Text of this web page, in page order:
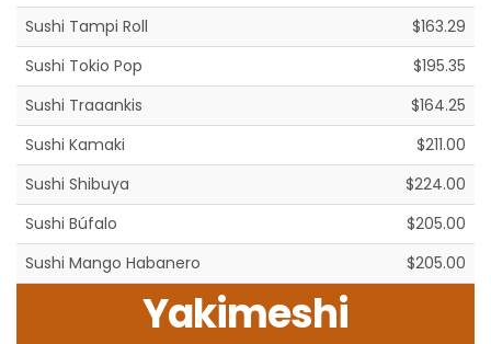
Sushi Tampi Roll
$163.29
Sushi Tokio Pop
$195.35
Sushi Traaankis
$164.25
Sushi Kamaki
$211.00
Sushi Shibuya
$224.00
Sushi Búfalo
$205.00
Sushi Mango Habanero
$205.00
Yakimeshi